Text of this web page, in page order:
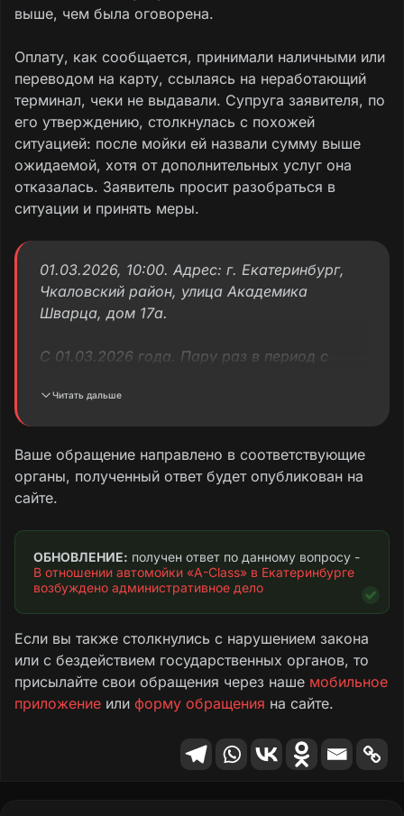
выше, чем была оговорена.
Оплату, как сообщается, принимали наличными или
переводом на карту, ссылаясь на неработающий
терминал, чеки не выдавали. Супруга заявителя, по
его утверждению, столкнулась с похожей
ситуацией: после мойки ей назвали сумму выше
ожидаемой, хотя от дополнительных услуг она
отказалась. Заявитель просит разобраться в
ситуации и принять меры.
01.03.2026, 10:00. Адрес: г. Екатеринбург,
Чкаловский район, улица Академика
Шварца, дом 17а.
С 01.03.2026 года. Пару раз в период с
автомобиль в данный автомоечный
услугу входит: мойка кузова с сушкой,
пылесос салона, влажная протирка
пластика в салоне, чистка окон изнутри.
Чернение резины мне сделали в подарок.
Оплату с меня попросили желательно
наличными либо переводом на банковскую
карту, объяснив это тем, что не работает
банковский терминал. Я оплатил наличными,
но чек мне не выдали, так как терминал не
работает.
В середине марта я также заехал в данный
но после мойки автомобиля цену мне уже
огласили 3500 рублей. «Ладно, думаю, цены
Читать дальше
Ваше обращение направлено в соответствующие
органы, полученный ответ будет опубликован на
сайте.
ОБНОВЛЕНИЕ:
В отношении автомойки «A-Class» в Екатеринбурге
возбуждено административное дело
Если вы также столкнулись с нарушением закона
или с бездействием государственных органов, то
присылайте свои обращения через наше мобильное
приложение или форму обращения на сайте.